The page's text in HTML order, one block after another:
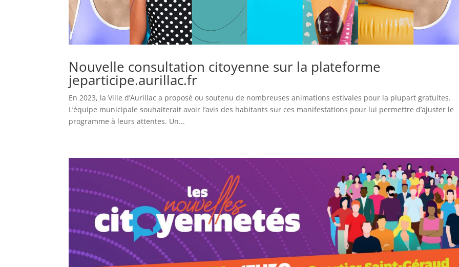
Nouvelle consultation citoyenne sur la plateforme
jeparticipe.aurillac.fr
En 2023, la Ville d’Aurillac a proposé ou soutenu de nombreuses animations estivales pour la plupart gratuites.
L’équipe municipale souhaiterait avoir l’avis des habitants sur ces manifestations pour lui permettre d’ajuster le
programme à leurs attentes. Un...